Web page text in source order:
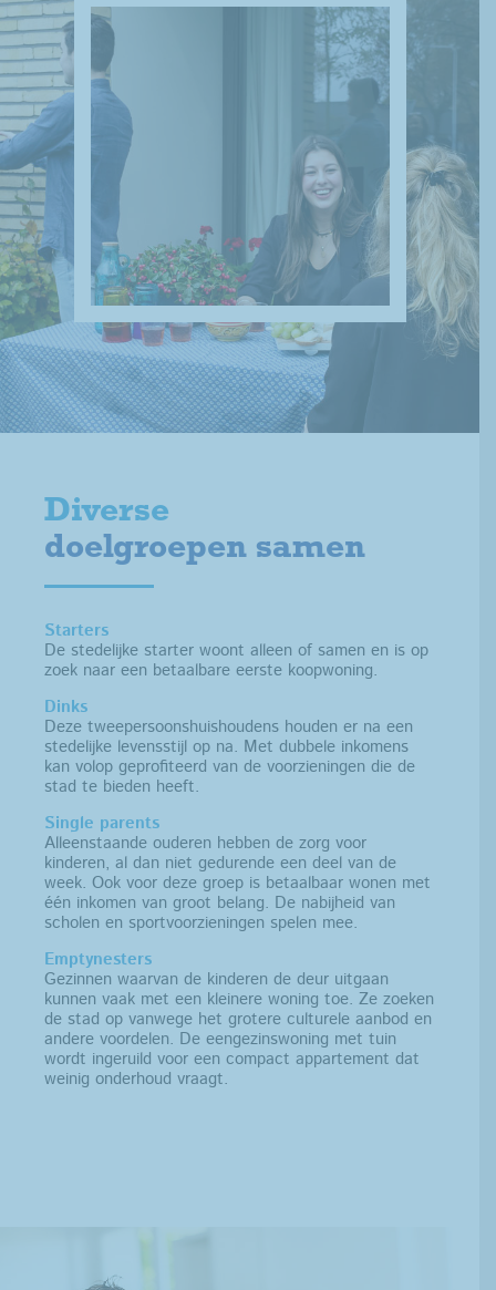
Diverse
doelgroepen samen
Starters
De stedelijke starter woont alleen of samen en is op
zoek naar een betaalbare eerste koopwoning.
Dinks
Deze tweepersoonshuishoudens houden er na een
stedelijke levensstijl op na. Met dubbele inkomens
kan volop geprofiteerd van de voorzieningen die de
stad te bieden heeft.
Single parents
Alleenstaande ouderen hebben de zorg voor
kinderen, al dan niet gedurende een deel van de
week. Ook voor deze groep is betaalbaar wonen met
één inkomen van groot belang. De nabijheid van
scholen en sportvoorzieningen spelen mee.
Emptynesters
Gezinnen waarvan de kinderen de deur uitgaan
kunnen vaak met een kleinere woning toe. Ze zoeken
de stad op vanwege het grotere culturele aanbod en
andere voordelen. De eengezinswoning met tuin
wordt ingeruild voor een compact appartement dat
weinig onderhoud vraagt.